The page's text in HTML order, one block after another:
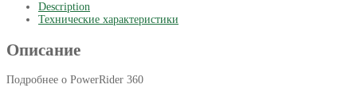
Description
Технические характеристики
Описание
Подробнее о PowerRider 360